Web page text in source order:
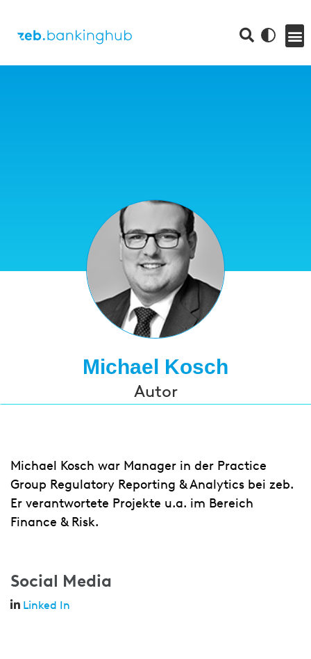
Michael Kosch
Autor
Michael Kosch war Manager in der Practice
Group Regulatory Reporting & Analytics bei zeb.
Er verantwortete Projekte u.a. im Bereich
Finance & Risk.
Social Media
Linked In